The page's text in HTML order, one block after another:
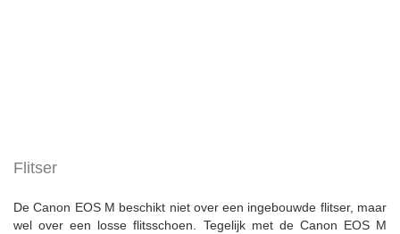
Flitser
De Canon EOS M beschikt niet over een ingebouwde flitser, maar
wel over een losse flitsschoen. Tegelijk met de Canon EOS M